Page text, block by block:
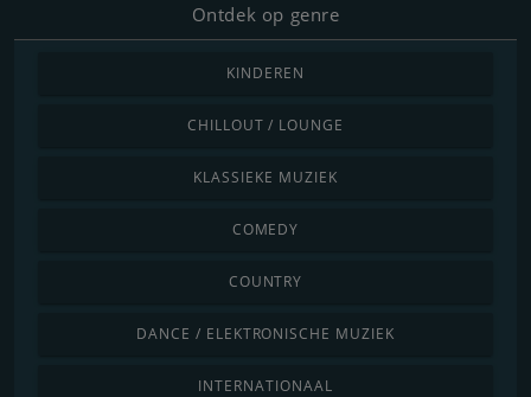
Ontdek op genre
KINDEREN
CHILLOUT / LOUNGE
KLASSIEKE MUZIEK
COMEDY
COUNTRY
DANCE / ELEKTRONISCHE MUZIEK
INTERNATIONAAL